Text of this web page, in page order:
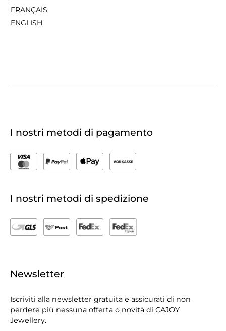
FRANÇAIS
ENGLISH
I nostri metodi di pagamento
I nostri metodi di spedizione
Newsletter
Iscriviti alla newsletter gratuita e assicurati di non
perdere più nessuna offerta o novità di CAJOY
Jewellery.